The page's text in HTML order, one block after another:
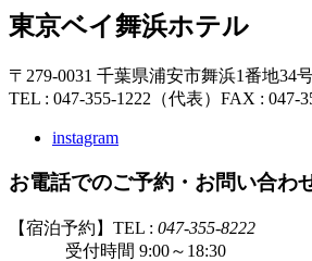
東京ベイ舞浜ホテル
〒279-0031 千葉県浦安市舞浜1番地34
TEL : 047-355-1222（代表） FAX : 047-
instagram
お電話でのご予約・お問い合わ
【宿泊予約】TEL : 047-355-8222
受付時間 9:00～18:30